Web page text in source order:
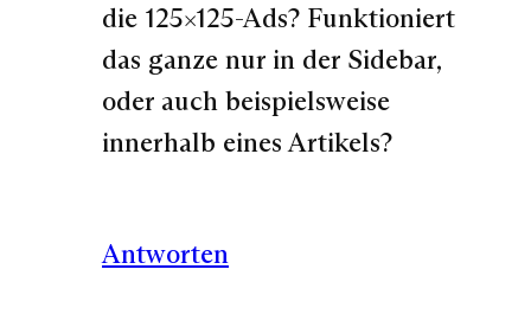
die 125×125-Ads? Funktioniert
das ganze nur in der Sidebar,
oder auch beispielsweise
innerhalb eines Artikels?
Antworten